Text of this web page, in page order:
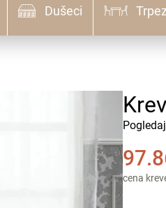
Dušeci
cena